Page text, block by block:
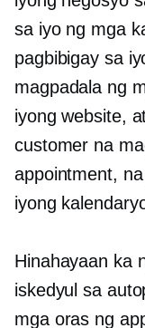
sa iyo ng mga
pagbibigay sa
magpadala ng
iyong website,
customer na
appointment,
iyong
Hinahayaan ka
iskedyul sa
mga oras ng